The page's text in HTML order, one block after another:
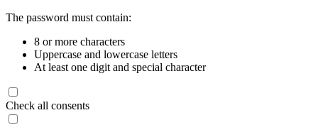
The password must contain:
8 or more characters
Uppercase and lowercase letters
At least one digit and special character
Check all consents